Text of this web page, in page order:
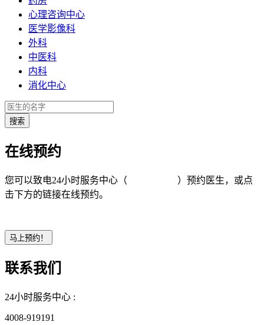
心理咨询中心
医学影像科
外科
中医科
内科
消化中心
在线预约
您可以致电24小时服务中心（
）预约医生，或点
击下方的链接在线预约。
联系我们
24小时服务中心 :
4008-919191